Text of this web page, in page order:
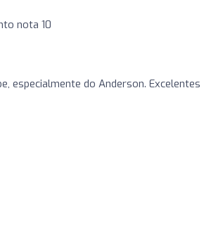
nota 10
especialmente do Anderson. Excelentes